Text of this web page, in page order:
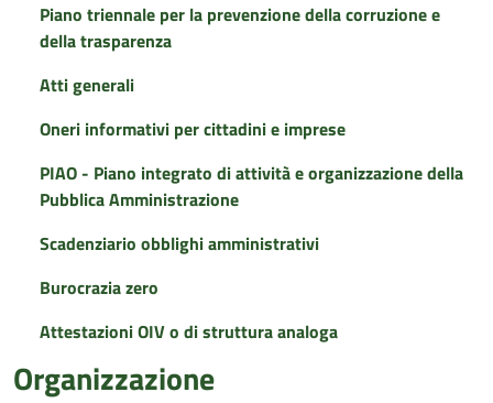
Piano triennale per la prevenzione della corruzione e
della trasparenza
Atti generali
Oneri informativi per cittadini e imprese
PIAO - Piano integrato di attività e organizzazione della
Pubblica Amministrazione
Scadenziario obblighi amministrativi
Burocrazia zero
Attestazioni OIV o di struttura analoga
Organizzazione